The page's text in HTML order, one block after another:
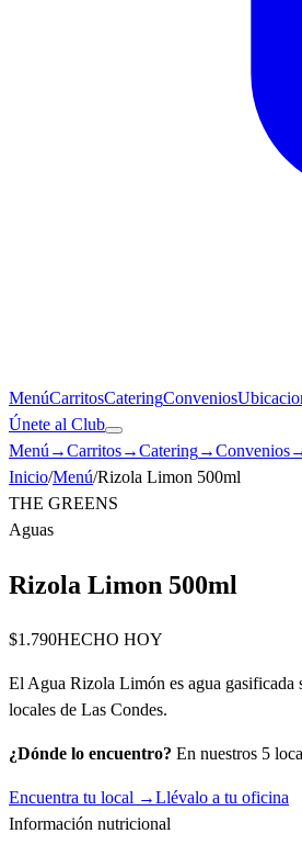
MenúCarritosCateringConvenios
Únete al Club
Menú →Carritos→Catering→Convenios
Inicio/Menú/Rizola Limon 500ml
THE GREENS
Aguas
Rizola Limon 500ml
$1.790HECHO HOY
El Agua Rizola Limón es agua gasificada
locales de Las Condes.
¿Dónde lo encuentro? En nuestros 5
Encuentra tu local →Llévalo a tu oficina
Información nutricional